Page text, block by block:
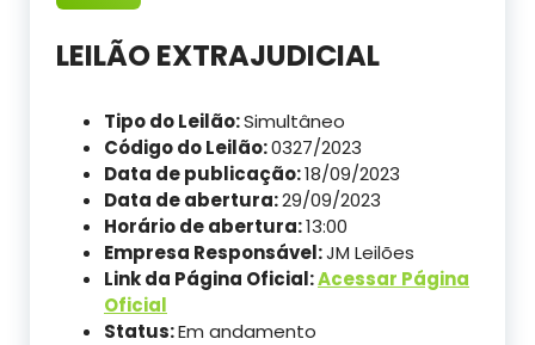
LEILÃO EXTRAJUDICIAL
Tipo do Leilão:Simultâneo
Código do Leilão:0327/2023
Data de publicação:18/09/2023
Data de abertura:29/09/2023
Horário de abertura:13:00
Empresa Responsável:JM Leilões
Link da Página Oficial:Acessar Página
Oficial
Status:Em andamento